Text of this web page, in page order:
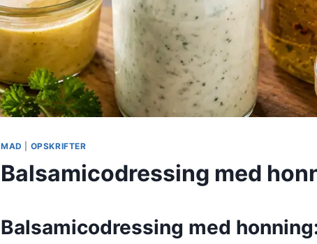
MAD OPSKRIFTER
Balsamicodressing med
Balsamicodressing med